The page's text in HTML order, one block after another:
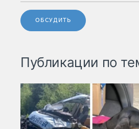
ОБСУДИТЬ
Публикации по